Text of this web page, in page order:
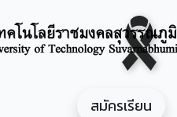
สมัครเรียน